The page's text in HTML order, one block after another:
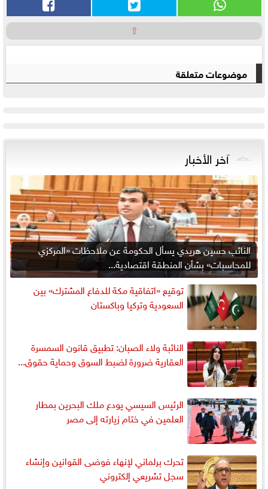
⇧
موضوعات متعلقة
آخر الأخبار
النائب حسين هريدي يسأل الحكومة عن ملاحظات «المركزي
للمحاسبات» بشأن المنطقة اقتصادية...
توقيع «اتفاقية مكة للدفاع المشترك» بين
السعودية وتركيا وباكستان
النائبة ولاء الصبان: تطبيق قانون السمسرة
العقارية ضرورة لضبط السوق وحماية حقوق...
الرئيس السيسي يودع ملك البحرين بمطار
العلمين في ختام زيارته إلى مصر
تحرك برلماني لإنهاء فوضى القوانين وإنشاء
سجل تشريعي إلكتروني